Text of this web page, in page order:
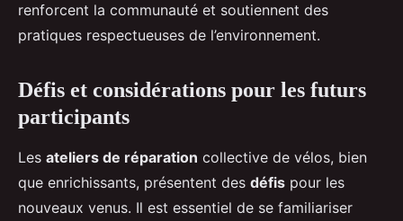
renforcent la communauté et soutiennent des
pratiques respectueuses de l’environnement.
Défis et considérations pour les futurs
participants
Les ateliers de réparation collective de vélos, bien
que enrichissants, présentent des défis pour les
nouveaux venus. Il est essentiel de se familiariser